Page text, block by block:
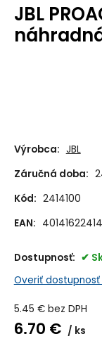
JBL
Výrobca: JBL
Záručná doba:
Kód: 2414100
EAN:
Dostupnosť:
Overiť
5.45 € bez DPH
6.70 € ks